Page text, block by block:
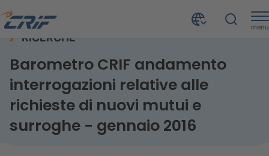
menu
Home Risorse
RICERCHE
Barometro CRIF andamento
interrogazioni relative alle
richieste di nuovi mutui e
surroghe - gennaio 2016